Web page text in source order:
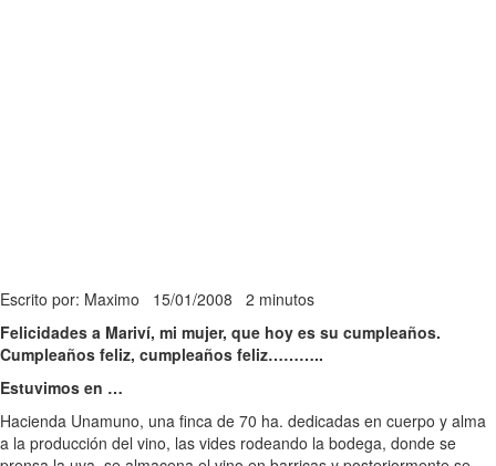
Escrito por: Maximo 15/01/2008 2 minutos
Felicidades a Mariví, mi mujer, que hoy es su cumpleaños.
Cumpleaños feliz, cumpleaños feliz………..
Estuvimos en …
Hacienda Unamuno, una finca de 70 ha. dedicadas en cuerpo y alma
a la producción del vino, las vides rodeando la bodega, donde se